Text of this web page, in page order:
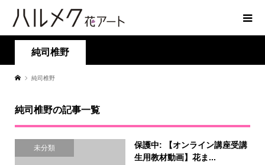
純司椎野
純司椎野
純司椎野の記事一覧
未分類
保護中: 【オンライン講座受講
生用教材動画】花ま...